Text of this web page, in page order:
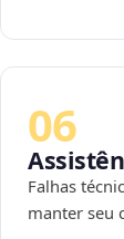
06
Falhas
manter seu